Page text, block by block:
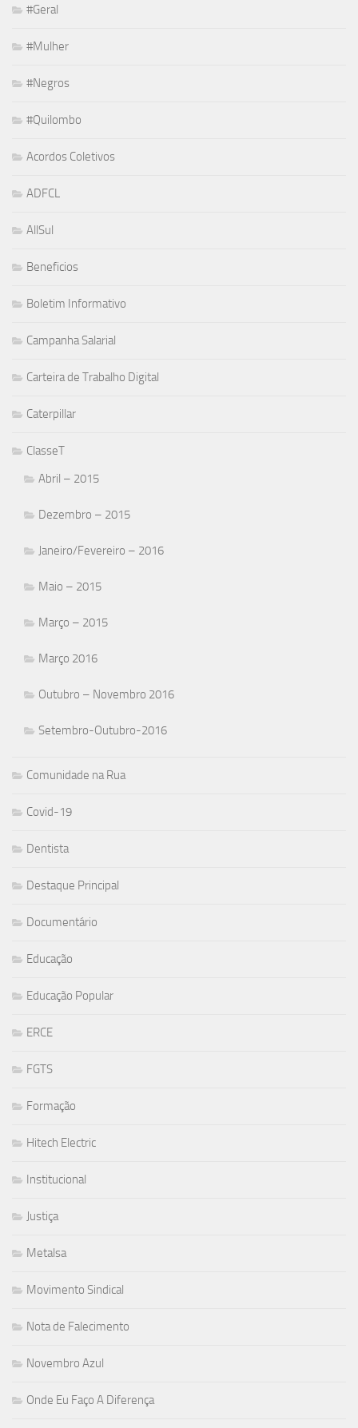
#Geral
#Mulher
#Negros
#Quilombo
Acordos Coletivos
ADFCL
AllSul
Beneficios
Boletim Informativo
Campanha Salarial
Carteira de Trabalho Digital
Caterpillar
ClasseT
Abril – 2015
Dezembro – 2015
Janeiro/Fevereiro – 2016
Maio – 2015
Março – 2015
Março 2016
Outubro – Novembro 2016
Setembro-Outubro-2016
Comunidade na Rua
Covid-19
Dentista
Destaque Principal
Documentário
Educação
Educação Popular
ERCE
FGTS
Formação
Hitech Electric
Institucional
Justiça
Metalsa
Movimento Sindical
Nota de Falecimento
Novembro Azul
Onde Eu Faço A Diferença